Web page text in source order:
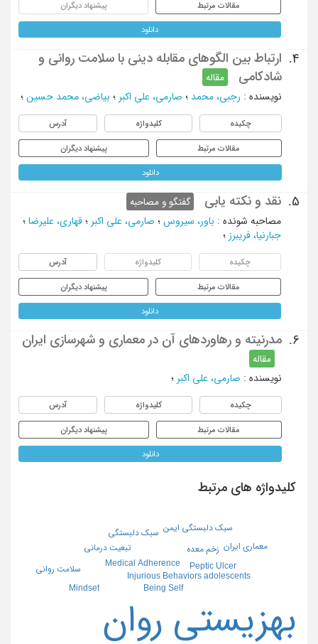
مقالات مرتبط پیشنهاد دیگران
دانلود
4.
ارتباط بین الگوهای مقابله دینی با سلامت روانی و
شادکامی
مقاله
نویسنده : رجبی، محمد ؛ صارمی، علی اکبر ؛ بیاضی، محمد حسین ؛
چکیده کلیدواژه آدرس
مقالات مرتبط پیشنهاد دیگران
دانلود
5. نقد و نکته یابی
گفتگو و مصاحبه
مصاحبه شونده : باور، سیروس ؛ صارمی، علی اکبر ؛ قهاری، علیرضا ؛
جبارنیا، فریبرز ؛
چکیده کلیدواژه آدرس
مقالات مرتبط پیشنهاد دیگران
دانلود
6. مدرنیته و رهاوردهای آن در معماری و شهرسازی ایران
مقاله
نویسنده : صارمی، علی اکبر ؛
چکیده کلیدواژه آدرس
مقالات مرتبط پیشنهاد دیگران
دانلود
کلیدواژه های مرتبط
بهزیستی روان
Being Self
Injurious Behaviors adolescents
Medical Adherence
Mindset
Peptic Ulcer
تبعیت درمانی زخم معده
سبک دلبستگی سبک دلبستگی ایمن
سلامت روانی
معماری ایران